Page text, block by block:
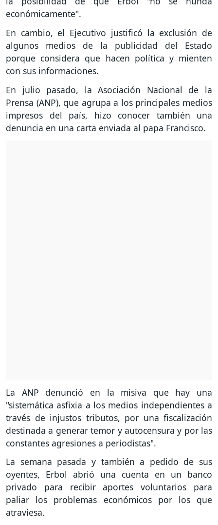
económicamente".
En cambio, el Ejecutivo justificó la exclusión de
algunos medios de la publicidad del Estado
porque considera que hacen política y mienten
con sus informaciones.
En julio pasado, la Asociación Nacional de la
Prensa (ANP), que agrupa a los principales medios
impresos del país, hizo conocer también una
denuncia en una carta enviada al papa Francisco.
La ANP denunció en la misiva que hay una
"sistemática asfixia a los medios independientes a
través de injustos tributos, por una fiscalización
destinada a generar temor y autocensura y por las
constantes agresiones a periodistas".
La semana pasada y también a pedido de sus
oyentes, Erbol abrió una cuenta en un banco
privado para recibir aportes voluntarios para
paliar los problemas económicos por los que
atraviesa.